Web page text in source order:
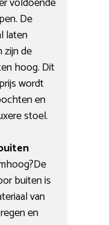
De
laten
zijn de
hoog. Dit
wordt
en
stoel.
buiten is
van
en